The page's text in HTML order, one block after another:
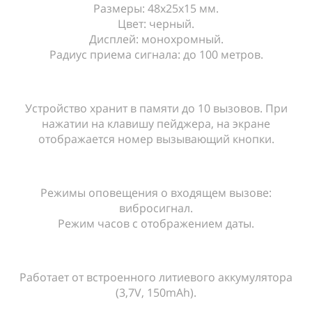
Размеры: 48х25х15 мм.
Цвет: черный.
Дисплей: монохромный.
Радиус приема сигнала: до 100 метров.
Устройство хранит в памяти до 10 вызовов. При
нажатии на клавишу пейджера, на экране
отображается номер вызывающий кнопки.
Режимы оповещения о входящем вызове:
вибросигнал.
Режим часов с отображением даты.
Работает от встроенного литиевого аккумулятора
(3,7V, 150mAh).